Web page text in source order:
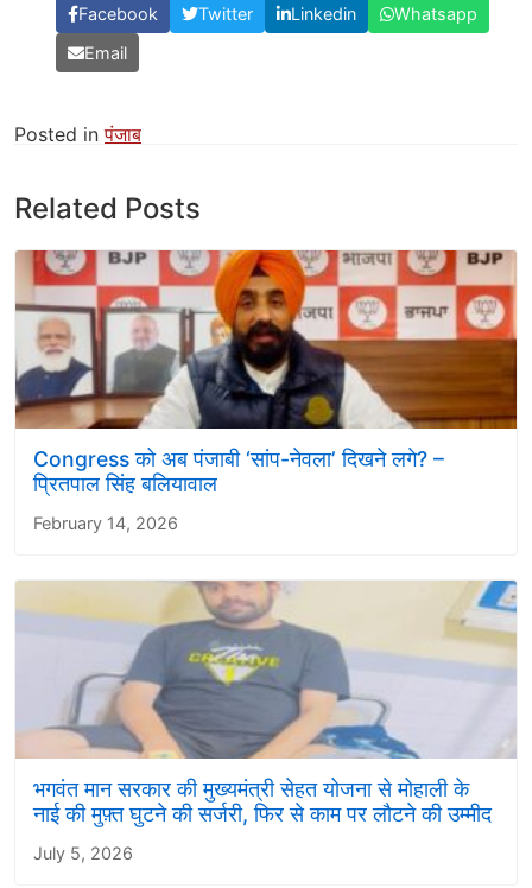
Facebook Twitter Linkedin
Whatsapp
Email
Posted inपंजाब
Related Posts
Congress को अब पंजाबी ‘सांप-नेवला’ दिखने लगे? –
प्रितपाल सिंह बलियावाल
February 14, 2026
भगवंत मान सरकार की मुख्यमंत्री सेहत योजना से मोहाली के
नाई की मुफ़्त घुटने की सर्जरी, फिर से काम पर लौटने की उम्मीद
July 5, 2026